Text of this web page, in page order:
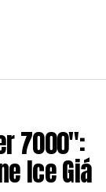
7000":
Ice Giá